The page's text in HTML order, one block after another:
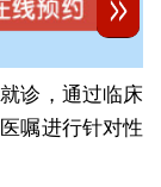
诊，通过临床
嘱进行针对性